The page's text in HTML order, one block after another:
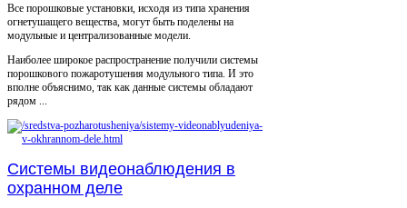
Все порошковые установки, исходя из типа хранения
огнетушащего вещества, могут быть поделены на
модульные и централизованные модели.
Наиболее широкое распространение получили системы
порошкового пожаротушения модульного типа. И это
вполне объяснимо, так как данные системы обладают
рядом ...
Системы видеонаблюдения в
охранном деле